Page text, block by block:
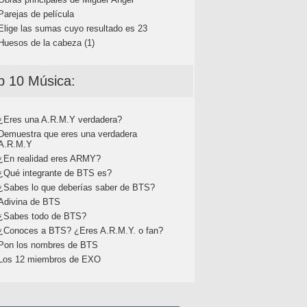
de película
las sumas cuyo resultado es 23
de la cabeza (1)
10 Música:
una A.R.M.Y verdadera?
que eres una verdadera
realidad eres ARMY?
integrante de BTS es?
lo que deberías saber de BTS?
de BTS
todo de BTS?
a BTS? ¿Eres A.R.M.Y. o fan?
los nombres de BTS
12 miembros de EXO